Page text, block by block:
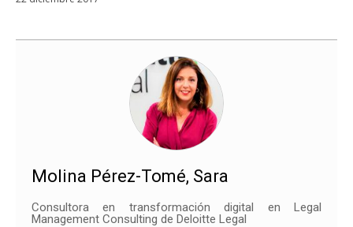
Molina Pérez-Tomé, Sara
Consultora en transformación digital en Legal
Management Consulting de Deloitte Legal